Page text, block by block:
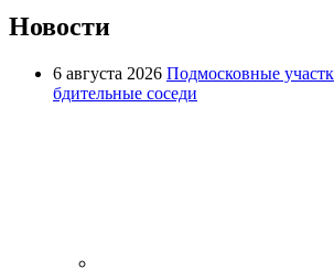
Новости
6 августа 2026 Подмосковные
бдительные соседи